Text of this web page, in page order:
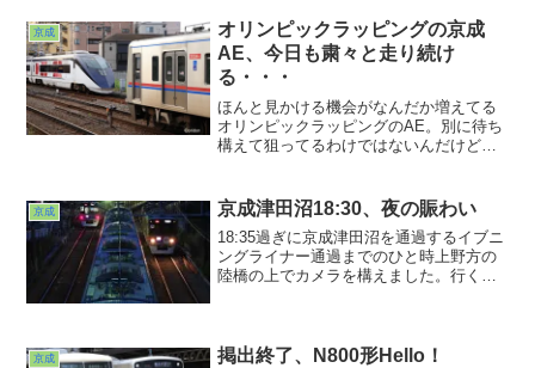
日早朝の大佐倉の霧はまさにそんな霧で
した。気象条件とは待ち合わせも予約も
できない。それだからこそ挑戦のしが甲
斐を都度都度感じております。
京成
オリンピックラッピングの京成
AE、今日も粛々と走り続け
る・・・
ほんと見かける機会がなんだか増えてる
オリンピックラッピングのAE。別に待ち
構えて狙ってるわけではないんだけど、
ん嫌われてた私ですが・・・。いずれは
剥がされるラッピング。さてどういう結
末を迎えるのでしょう・・・。
京成 京成津田沼18:30、夜の賑わい
18:35過ぎに京成津田沼を通過するイブニ
ングライナー通過までのひと時上野方の
陸橋の上でカメラを構えました。行くも
なと今更ながらに...
京成
掲出終了、N800形Hello！